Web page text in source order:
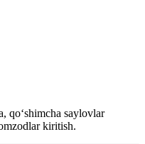
qoʻshimcha saylovlar
kiritish.